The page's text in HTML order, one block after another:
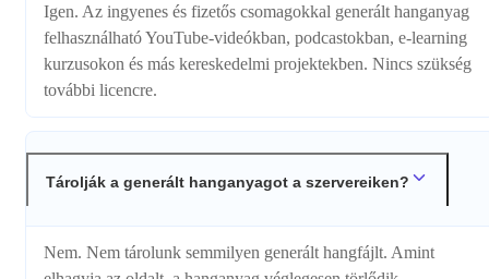
Igen. Az ingyenes és fizetős csomagokkal generált hanganyag
felhasználható YouTube-videókban, podcastokban, e-learning
kurzusokon és más kereskedelmi projektekben. Nincs szükség
további licencre.
Tárolják a generált hanganyagot a szervereiken?
Nem. Nem tárolunk semmilyen generált hangfájlt. Amint